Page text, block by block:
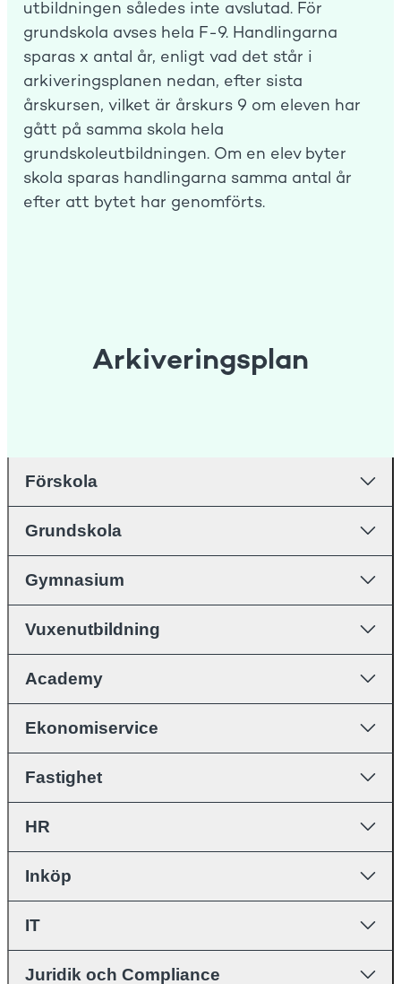
utbildningen således inte avslutad. För
grundskola avses hela F-9. Handlingarna
sparas x antal år, enligt vad det står i
arkiveringsplanen nedan, efter sista
årskursen, vilket är årskurs 9 om eleven har
gått på samma skola hela
grundskoleutbildningen. Om en elev byter
skola sparas handlingarna samma antal år
efter att bytet har genomförts.
Arkiveringsplan
Förskola
Grundskola
Gymnasium
Vuxenutbildning
Academy
Ekonomiservice
Fastighet
HR
Inköp
IT
Juridik och Compliance